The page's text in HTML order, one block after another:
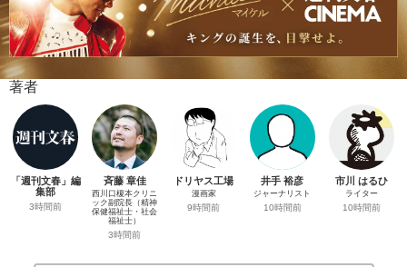
著者
「週刊文春」編
集部
3時間前
斉藤 章佳
西川口榎本クリニ
ック副院長（精神
保健福祉士・社会
福祉士）
3時間前
ドリヤス工場
漫画家
9時間前
井手 裕彦
ジャーナリスト
10時間前
市川 はるひ
ライター
10時間前